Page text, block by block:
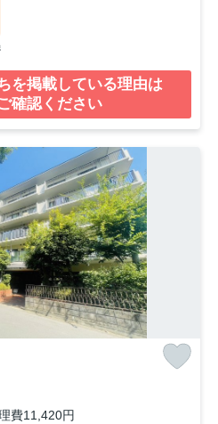
を掲載している理由は
確認ください
費11,420円